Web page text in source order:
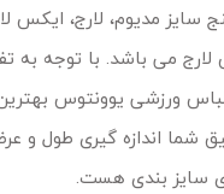
سایز مدیوم، لارج، ایکس
می باشد. با توجه به
ورزشی یوونتوس بهترین
شما اندازه گیری طول و
سایز بندی هست.